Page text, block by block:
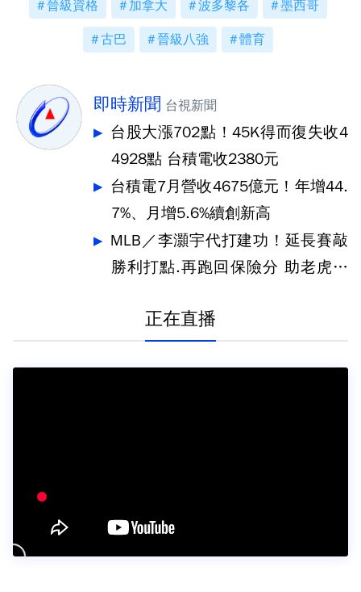
晉級資格 加拿大 波多黎各 墨西哥
古巴 晉級八強 體育
即時新聞 台視新聞
台股大漲702點！45K得而復失收4
4928點 台積電收2380元
台積電7月營收4675億元！年增44.
7%、月增5.6%續創新高
MLB／李灝宇代打建功！延長賽敲
勝利打點.再跑回保險分 助老虎奪
正在直播